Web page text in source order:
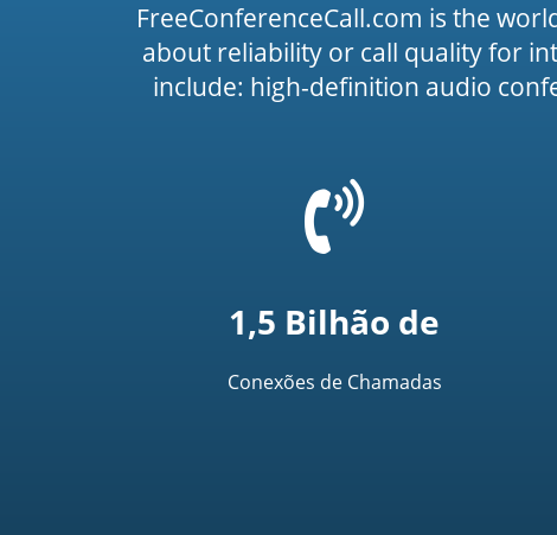
FreeConferenceCall.com is the
about reliability or call quality for
include: high-definition audio
1,5 Bilhão de
Conexões de Chamadas